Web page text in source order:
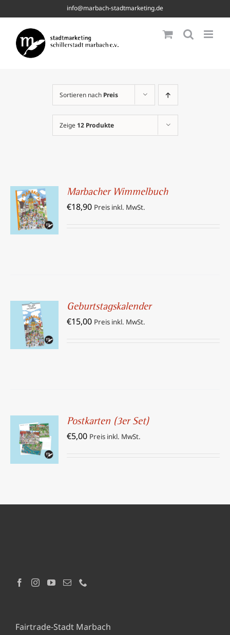
to
content
info@marbach-stadtmarketing.de
Sortieren nach Preis
Zeige 12 Produkte
IN DEN
WARENKORB
/
DETAILS
Marbacher Wimmelbuch
€18,90 Preis inkl. MwSt.
IN DEN
WARENKORB
/
DETAILS
Geburtstagskalender
€15,00 Preis inkl. MwSt.
IN DEN
WARENKORB
/
DETAILS
Postkarten (3er Set)
€5,00 Preis inkl. MwSt.
Fairtrade-Stadt Marbach